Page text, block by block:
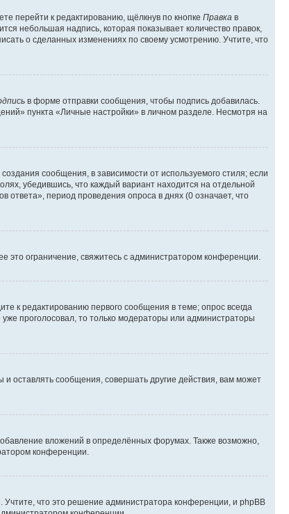
перейти к редактированию, щёлкнув по кнопке Правка в
небольшая надпись, которая показывает количество правок,
о сделанных изменениях по своему усмотрению. Учтите, что
в форме отправки сообщения, чтобы подпись добавилась.
пункта «Личные настройки» в личном разделе. Несмотря на
сообщения, в зависимости от используемого стиля; если
убедившись, что каждый вариант находится на отдельной
ответа», период проведения опроса в днях (0 означает, что
это ограничение, свяжитесь с администратором конференции.
к редактированию первого сообщения в теме; опрос всегда
проголосовал, то только модераторы или администраторы
оставлять сообщения, совершать другие действия, вам может
вложений в определённых форумах. Также возможно,
конференции.
что это решение администратора конференции, и phpBB